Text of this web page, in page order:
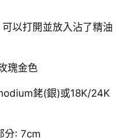
以打開並放入沾了精油
瑰金色
銠(銀)或18K/24K
分: 7cm